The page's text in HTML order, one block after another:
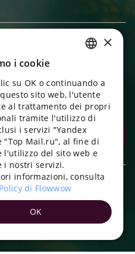
comoda chat con
l'app
ENGLISH
UKRAINIAN
PORTUGUESE
SPANISH
TURKISH
×
i cookie
su OK o continuando a
sito web, l'utente
al trattamento dei propri
tramite l'utilizzo di
i servizi "Yandex
"Top Mail.ru", al fine di
l'utilizzo del sito web e
i nostri servizi.
informazioni, consulta
di Flowwow
OK